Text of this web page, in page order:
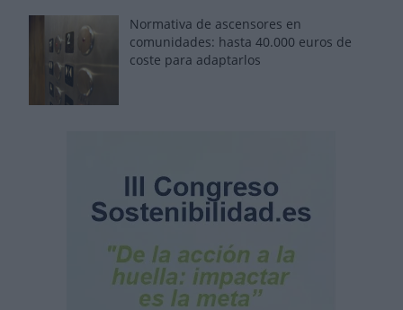
Normativa de ascensores en
comunidades: hasta 40.000 euros de
coste para adaptarlos